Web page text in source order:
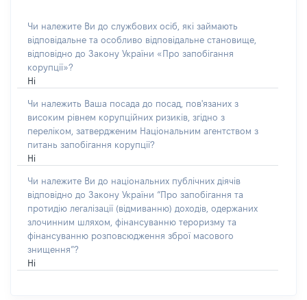
Чи належите Ви до службових осіб, які займають
відповідальне та особливо відповідальне становище,
відповідно до Закону України «Про запобігання
корупції»?
Ні
Чи належить Ваша посада до посад, пов'язаних з
високим рівнем корупційних ризиків, згідно з
переліком, затвердженим Національним агентством з
питань запобігання корупції?
Ні
Чи належите Ви до національних публічних діячів
відповідно до Закону України “Про запобігання та
протидію легалізації (відмиванню) доходів, одержаних
злочинним шляхом, фінансуванню тероризму та
фінансуванню розповсюдження зброї масового
знищення”?
Ні